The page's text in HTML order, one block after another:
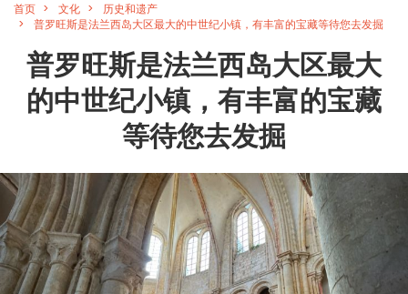
首页 文化
历史和遗产
普罗旺斯是法兰西岛大区最大的中世纪小镇，有丰富的宝藏等待您去发掘
普罗旺斯是法兰西岛大区最大
的中世纪小镇，有丰富的宝藏
等待您去发掘